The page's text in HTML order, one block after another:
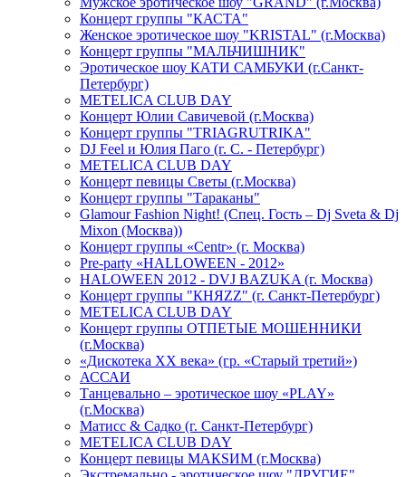
Концерт группы "КАСТА"
Женское эротическое шоу "KRISTAL" (г.Москва)
Концерт группы "МАЛЬЧИШНИК"
Эротическое шоу КАТИ САМБУКИ (г.Санкт-
Петербург)
METELICA CLUB DAY
Концерт Юлии Савичевой (г.Москва)
Концерт группы "TRIAGRUTRIKA"
DJ Feel и Юлия Паго (г. С. - Петербург)
METELICA CLUB DAY
Концерт певицы Светы (г.Москва)
Концерт группы "Тараканы"
Glamour Fashion Night! (Спец. Гость – Dj Sveta & Dj
Mixon (Москва))
Концерт группы «Centr» (г. Москва)
Pre-party «HALLOWEEN - 2012»
HALOWEEN 2012 - DVJ BAZUKA (г. Москва)
Концерт группы "КНЯZZ" (г. Санкт-Петербург)
METELICA CLUB DAY
Концерт группы ОТПЕТЫЕ МОШЕННИКИ
(г.Москва)
«Дискотека ХХ века» (гр. «Старый третий»)
АССАИ
Танцевально – эротическое шоу «PLAY»
(г.Москва)
Матисс & Садко (г. Санкт-Петербург)
METELICA CLUB DAY
Концерт певицы МАКSИМ (г.Москва)